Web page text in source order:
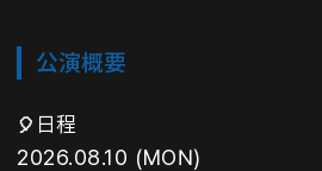
公演概要
🎈 日程
2026.08.10 (MON)